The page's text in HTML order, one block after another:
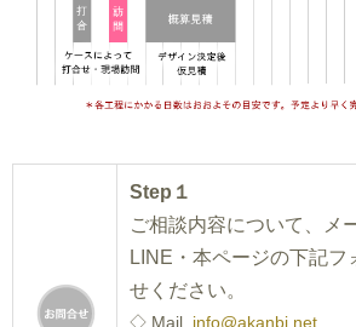
Step１
ご相談内容について、メ
LINE・本ページの下記フ
せください。
◇ Mail. info@akanbi.net